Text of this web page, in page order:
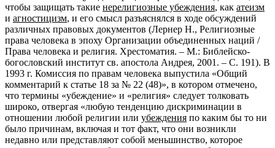
чтобы защищать такие нерелигиозные убеждения, как атеизм
и агностицизм, и его смысл разъяснялся в ходе обсуждений
различных правовых документов (Лернер Н., Религиозные
права человека в эпоху Организации объединенных наций /
Права человека и религия. Хрестоматия. – М.: Библейско-
богословский институт св. апостола Андрея, 2001. – С. 191). В
1993 г. Комиссия по правам человека выпустила «Общий
комментарий к статье 18 за № 22 (48)», в котором отмечено,
что термины «убеждение» и «религия» следует толковать
широко, отвергая «любую тенденцию дискриминации в
отношении любой религии или убеждения по каким бы то ни
было причинам, включая и тот факт, что они возникли
недавно или представляют собой меньшинство, которое